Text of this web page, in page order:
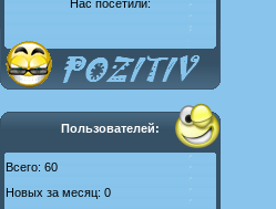
Нас посетили:
Пользователей:
Всего: 60
Новых за месяц: 0